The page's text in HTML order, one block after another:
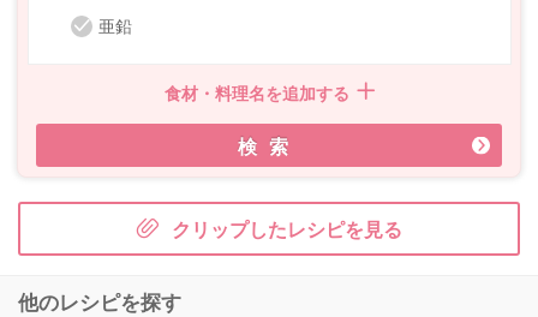
亜鉛
食材・料理名を追加する
検索
クリップしたレシピを見る
他のレシピを探す